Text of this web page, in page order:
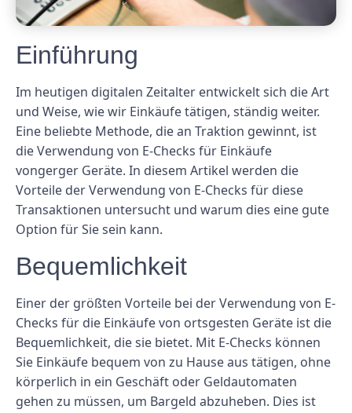
Einführung
Im heutigen digitalen Zeitalter entwickelt sich die Art
und Weise, wie wir Einkäufe tätigen, ständig weiter.
Eine beliebte Methode, die an Traktion gewinnt, ist
die Verwendung von E-Checks für Einkäufe
vongerger Geräte. In diesem Artikel werden die
Vorteile der Verwendung von E-Checks für diese
Transaktionen untersucht und warum dies eine gute
Option für Sie sein kann.
Bequemlichkeit
Einer der größten Vorteile bei der Verwendung von E-
Checks für die Einkäufe von ortsgesten Geräte ist die
Bequemlichkeit, die sie bietet. Mit E-Checks können
Sie Einkäufe bequem von zu Hause aus tätigen, ohne
körperlich in ein Geschäft oder Geldautomaten
gehen zu müssen, um Bargeld abzuheben. Dies ist